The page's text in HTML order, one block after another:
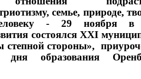
семье, природе,
-29 ноября в
состоялся XXI
степной стороны»,
образования